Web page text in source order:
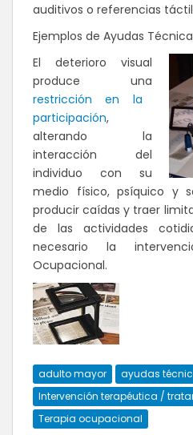
auditivos o referencias
Ejemplos de Ayudas
El deterioro visual
produce una
restricción en la
participación,
alterando la
interacción del
individuo con su
medio físico, psíquico y
producir caídas y traer
de las actividades
necesario la
Ocupacional.
adulto mayor
ayudas
Intervención terapéutica /
Terapia ocupacional